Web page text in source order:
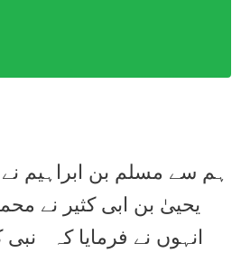
ہم سے مسلم بن ابراہیم
یحییٰ بن ابی کثیر نے
انہوں نے فرمایا کہ